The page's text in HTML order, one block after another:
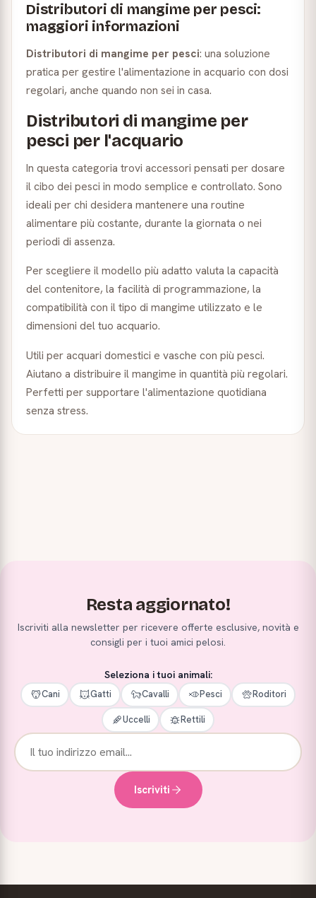
Distributori di mangime per pesci:
maggiori informazioni
Distributori di mangime per pesci: una soluzione
pratica per gestire l'alimentazione in acquario con dosi
regolari, anche quando non sei in casa.
Distributori di mangime per
pesci per l'acquario
In questa categoria trovi accessori pensati per dosare
il cibo dei pesci in modo semplice e controllato. Sono
ideali per chi desidera mantenere una routine
alimentare più costante, durante la giornata o nei
periodi di assenza.
Per scegliere il modello più adatto valuta la capacità
del contenitore, la facilità di programmazione, la
compatibilità con il tipo di mangime utilizzato e le
dimensioni del tuo acquario.
Utili per acquari domestici e vasche con più pesci.
Aiutano a distribuire il mangime in quantità più regolari.
Perfetti per supportare l'alimentazione quotidiana
senza stress.
Resta aggiornato!
Iscriviti alla newsletter per ricevere offerte esclusive, novità e
consigli per i tuoi amici pelosi.
Seleziona i tuoi animali:
Cani Gatti Cavalli Pesci Roditori
Uccelli Rettili
Iscriviti